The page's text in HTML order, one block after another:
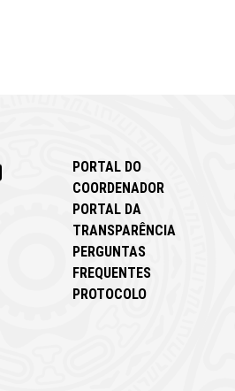
PORTAL DO
COORDENADOR
PORTAL DA
TRANSPARÊNCIA
PERGUNTAS
FREQUENTES
PROTOCOLO